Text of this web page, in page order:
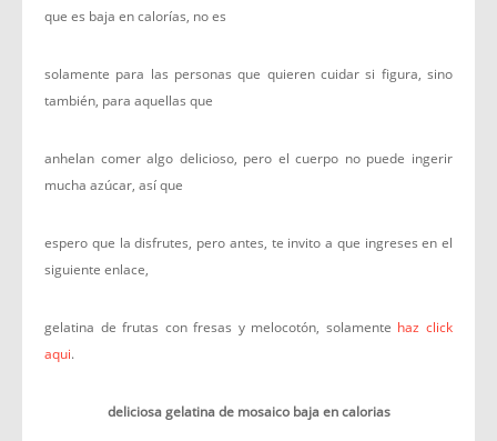
que es baja en calorías, no es
solamente para las personas que quieren cuidar si figura, sino
también, para aquellas que
anhelan comer algo delicioso, pero el cuerpo no puede ingerir
mucha azúcar, así que
espero que la disfrutes, pero antes, te invito a que ingreses en el
siguiente enlace,
gelatina de frutas con fresas y melocotón, solamente haz click
aqui.
deliciosa gelatina de mosaico baja en calorias